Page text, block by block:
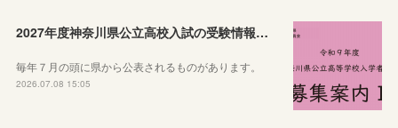
2027年度神奈川県公立高校入試の受験情報のまとめ【実施要項・募集案内等】
毎年７月の頭に県から公表されるものがあります。
2026.07.08 15:05